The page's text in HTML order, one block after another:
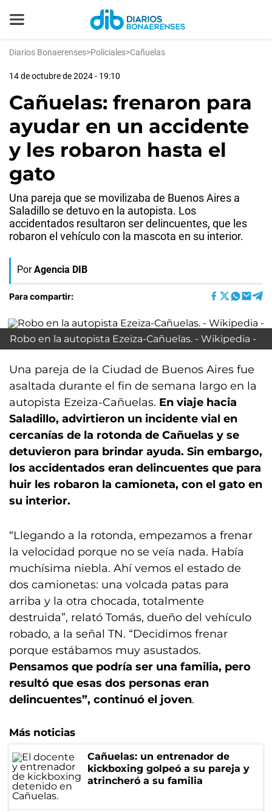
Diarios Bonaerenses>Policiales>Cañuelas
14 de octubre de 2024 - 19:10
Cañuelas: frenaron para
ayudar en un accidente
y les robaron hasta el
gato
Una pareja que se movilizaba de Buenos Aires a
Saladillo se detuvo en la autopista. Los
accidentados resultaron ser delincuentes, que les
robaron el vehículo con la mascota en su interior.
Por Agencia DIB
Para compartir:
Robo en la autopista Ezeiza-Cañuelas. - Wikipedia -
Una pareja de la Ciudad de Buenos Aires fue
asaltada durante el fin de semana largo en la
autopista Ezeiza-Cañuelas. En viaje hacia
Saladillo, advirtieron un incidente vial en
cercanías de la rotonda de Cañuelas y se
detuvieron para brindar ayuda. Sin embargo,
los accidentados eran delincuentes que para
huir les robaron la camioneta, con el gato en
su interior.
“Llegando a la rotonda, empezamos a frenar
la velocidad porque no se veía nada. Había
muchísima niebla. Ahí vemos el estado de
dos camionetas: una volcada patas para
arriba y la otra chocada, totalmente
destruida”, relató Tomás, dueño del vehículo
robado, a la señal TN. “Decidimos frenar
porque estábamos muy asustados.
Pensamos que podría ser una familia, pero
resultó que esas dos personas eran
delincuentes”, continuó el joven.
Más noticias
Cañuelas: un entrenador de
kickboxing golpeó a su pareja y
atrincheró a su familia